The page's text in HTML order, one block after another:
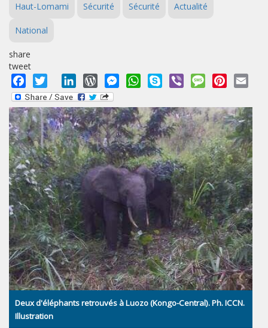
Haut-Lomami Sécurité Sécurité Actualité
National
share
tweet
Facebook
Twitter LinkedInWordPressMessengerWhatsApp
Skype Viber MessagePinterest
Deux d'éléphants retrouvés à Luozo (Kongo-Central). Ph. ICCN.
Illustration